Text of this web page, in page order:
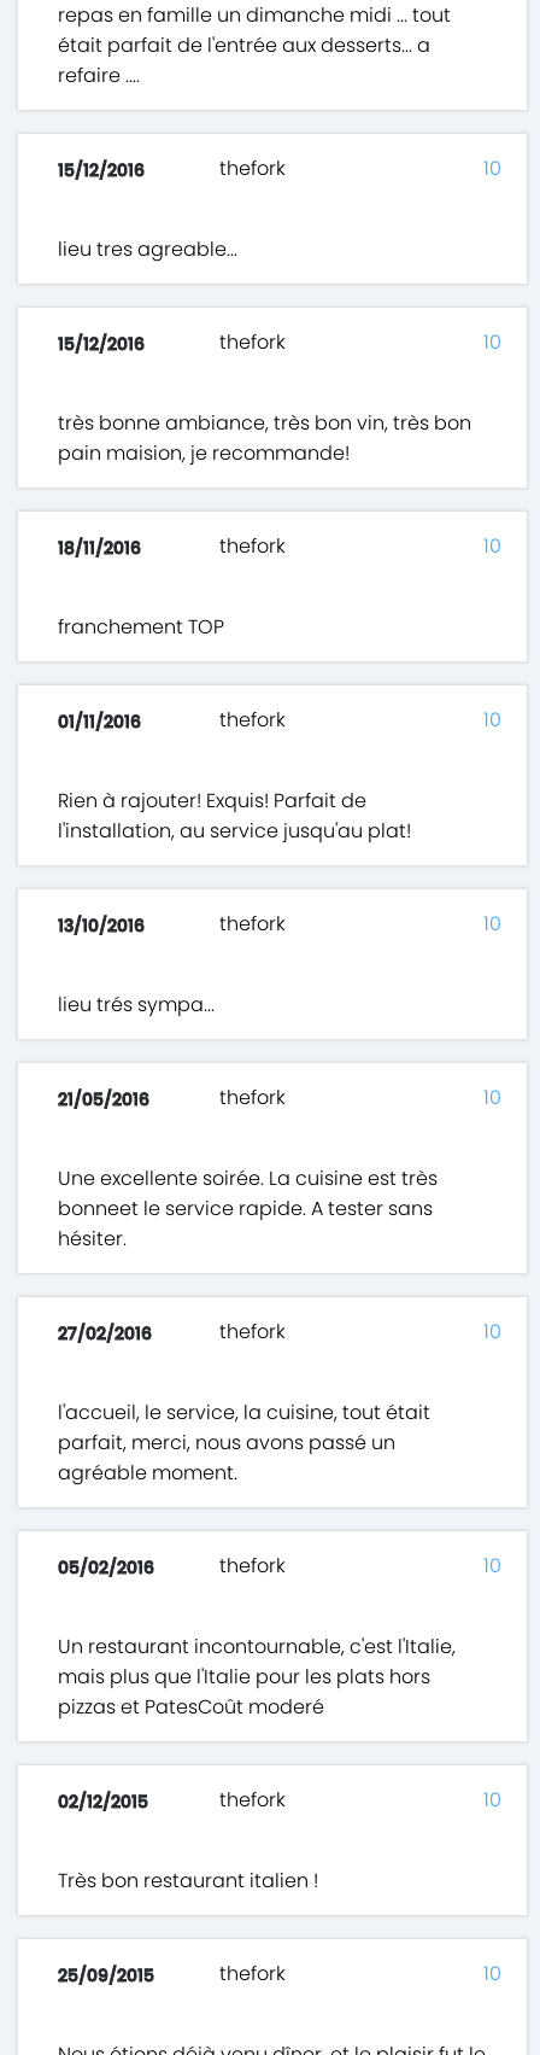
repas en famille un dimanche midi ... tout
était parfait de l'entrée aux desserts... a
refaire ....
15/12/2016 thefork
lieu tres agreable...
10
15/12/2016 thefork
très bonne ambiance, très bon vin, très bon
pain maision, je recommande!
10
18/11/2016 thefork
franchement TOP
10
01/11/2016 thefork
Rien à rajouter! Exquis! Parfait de
l'installation, au service jusqu'au plat!
10
13/10/2016 thefork
lieu trés sympa...
10
21/05/2016 thefork
Une excellente soirée. La cuisine est très
bonneet le service rapide. A tester sans
hésiter.
10
27/02/2016 thefork
l'accueil, le service, la cuisine, tout était
parfait, merci, nous avons passé un
agréable moment.
10
05/02/2016 thefork
Un restaurant incontournable, c'est l'Italie,
mais plus que l'Italie pour les plats hors
pizzas et PatesCoût moderé
10
02/12/2015 thefork
Très bon restaurant italien !
10
25/09/2015 thefork 10